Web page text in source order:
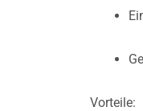
Vorteile: